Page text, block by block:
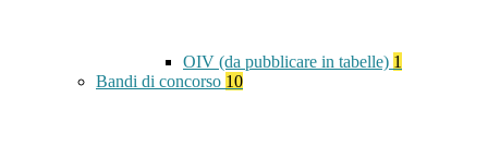
OIV (da pubblicare in tabelle) 1
Bandi di concorso 10